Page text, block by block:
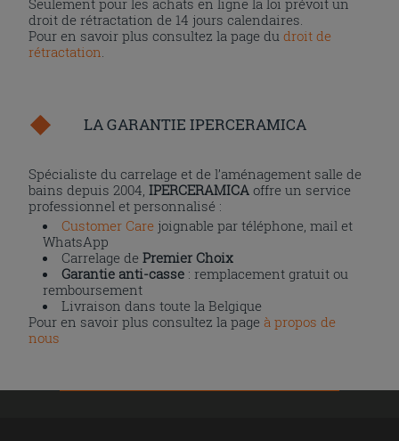
droit de rétractation de 14 jours calendaires.
Pour en savoir plus consultez la page dudroit de
rétractation
LA GARANTIE IPERCERAMICA
Spécialiste du carrelage et de l’aménagement salle de
bains depuis 2004,IPERCERAMICA offre un service
professionnel et personnalisé :
Customer Care joignable par téléphone, mail et
WhatsApp
Carrelage dePremier Choix
Garantie anti-casse : remplacement gratuit ou
remboursement
Livraison dans toute la Belgique
Pour en savoir plus consultez la page à propos de
nous